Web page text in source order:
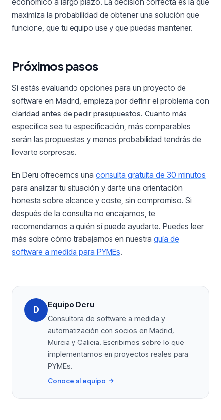
económico a largo plazo. La decisión correcta es la que
maximiza la probabilidad de obtener una solución que
funcione, que tu equipo use y que puedas mantener.
Próximos pasos
Si estás evaluando opciones para un proyecto de
software en Madrid, empieza por definir el problema con
claridad antes de pedir presupuestos. Cuanto más
específica sea tu especificación, más comparables
serán las propuestas y menos probabilidad tendrás de
llevarte sorpresas.
En Deru ofrecemos una consulta gratuita de 30 minutos
para analizar tu situación y darte una orientación
honesta sobre alcance y coste, sin compromiso. Si
después de la consulta no encajamos, te
recomendamos a quién sí puede ayudarte. Puedes leer
más sobre cómo trabajamos en nuestra guía de
software a medida para PYMEs.
D Equipo Deru
Consultora de software a medida y
automatización con socios en Madrid,
Murcia y Galicia. Escribimos sobre lo que
implementamos en proyectos reales para
PYMEs.
Conoce al equipo